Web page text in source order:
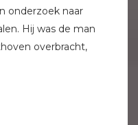
onderzoek naar
Hij was de man
overbracht,